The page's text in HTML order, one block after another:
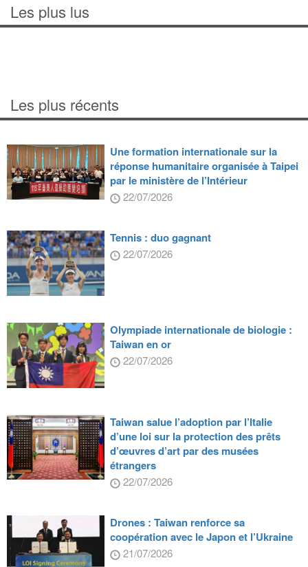
Les plus lus
Les plus récents
Une formation internationale sur la
réponse humanitaire organisée à Taipei
par le ministère de l’Intérieur
22/07/2026
Tennis : duo gagnant
22/07/2026
Olympiade internationale de biologie :
Taiwan en or
22/07/2026
Taiwan salue l’adoption par l’Italie
d’une loi sur la protection des prêts
d’œuvres d’art par des musées
étrangers
22/07/2026
Drones : Taiwan renforce sa
coopération avec le Japon et l’Ukraine
21/07/2026